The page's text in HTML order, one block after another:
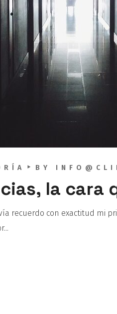
BY
la cara
recuerdo con exactitud mi